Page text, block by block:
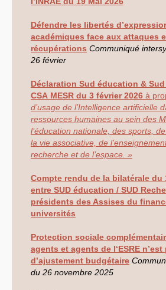
Année 2019
Année 2017
INRAE
MESSAGES SUDATOUT
LE PERSONNEL INRAE
Dossier néonicotinoïdes
photovoltaïques
SUIVI SUD DES
INSTANCES INRAE
2030
LPR-HCERES
ÉLECTIONS2024
ELECTIONS2022
ELECTIONS2020
L’actualité
Les instances
CA
CAPN
CAPN
Conseils de gestion des
départements
carrière
mobilité
Défendre les libertés
académiques face aux attaques
récupérations Communiqué
26 février
Déclaration Sud éducation &
CSA MESR du 3 février 2026 à
d’usage de l’Intelligence artificielle
ressources humaines au sein des
l’éducation nationale, des sports,
la vie associative, de
recherche et de l’espace. »
Compte rendu de la bilatérale du
entre SUD éducation / SUD
présidents des Assises du
universités
Protection sociale
agents et agents de l‘ESRE
d’ajustement budgétaire
du 26 novembre 2025